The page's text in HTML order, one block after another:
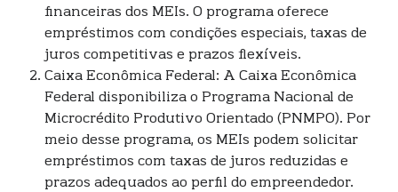
financeiras dos MEIs. O programa oferece
empréstimos com condições especiais, taxas de
juros competitivas e prazos flexíveis.
Caixa Econômica Federal: A Caixa Econômica
Federal disponibiliza o Programa Nacional de
Microcrédito Produtivo Orientado (PNMPO). Por
meio desse programa, os MEIs podem solicitar
empréstimos com taxas de juros reduzidas e
prazos adequados ao perfil do empreendedor.